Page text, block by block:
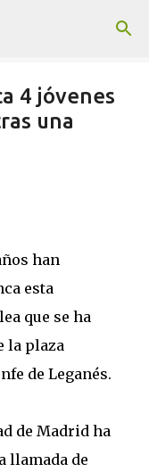
4 jóvenes
una
han
esta
que se ha
la plaza
de Leganés.
de Madrid ha
llamada de